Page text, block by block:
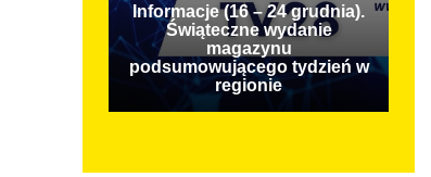
Informacje (16 – 24 grudnia).
Świąteczne wydanie
magazynu
podsumowującego tydzień w
regionie